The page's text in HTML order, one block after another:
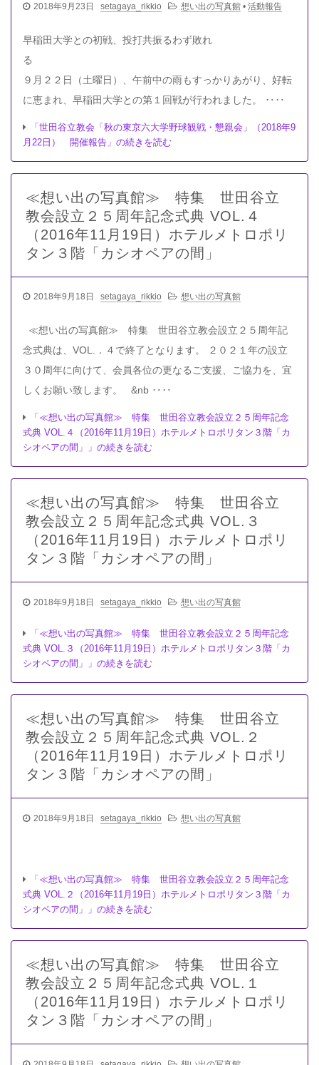
2018年9月23日 setagaya_rikkio 想い出の写真館 • 活動報告
早稲田大学との初戦、投打共振るわず敗れ
９月２２日（土曜日）、午前中の雨もすっかりあがり、好転
に恵まれ、早稲田大学との第１回戦が行われました。 ‥‥
「世田谷立教会「秋の東京六大学野球観戦・懇親会」（2018年9
月22日） 開催報告」の続きを読む
≪想い出の写真館≫ 特集 世田谷立
教会設立２５周年記念式典 VOL.４
（2016年11月19日）ホテルメトロポリ
タン３階「カシオペアの間」
2018年9月18日 setagaya_rikkio 想い出の写真館
≪想い出の写真館≫ 特集 世田谷立教会設立２５周年記
念式典は、VOL.．４で終了となります。 ２０２１年の設立
３０周年に向けて、会員各位の更なるご支援、ご協力を、宜
しくお願い致します。 &nb ‥‥
「≪想い出の写真館≫ 特集 世田谷立教会設立２５周年記念
式典 VOL.４（2016年11月19日）ホテルメトロポリタン３階「カ
シオペアの間」」の続きを読む
≪想い出の写真館≫ 特集 世田谷立
教会設立２５周年記念式典 VOL.３
（2016年11月19日）ホテルメトロポリ
タン３階「カシオペアの間」
2018年9月18日 setagaya_rikkio 想い出の写真館
「≪想い出の写真館≫ 特集 世田谷立教会設立２５周年記念
式典 VOL.３（2016年11月19日）ホテルメトロポリタン３階「カ
シオペアの間」」の続きを読む
≪想い出の写真館≫ 特集 世田谷立
教会設立２５周年記念式典 VOL.２
（2016年11月19日）ホテルメトロポリ
タン３階「カシオペアの間」
2018年9月18日 setagaya_rikkio 想い出の写真館
「≪想い出の写真館≫ 特集 世田谷立教会設立２５周年記念
式典 VOL.２（2016年11月19日）ホテルメトロポリタン３階「カ
シオペアの間」」の続きを読む
≪想い出の写真館≫ 特集 世田谷立
教会設立２５周年記念式典 VOL.１
（2016年11月19日）ホテルメトロポリ
タン３階「カシオペアの間」